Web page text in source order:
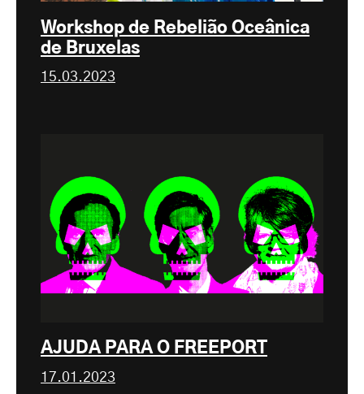
Workshop de Rebelião Oceânica
de Bruxelas
15.03.2023
AJUDA PARA O FREEPORT
17.01.2023